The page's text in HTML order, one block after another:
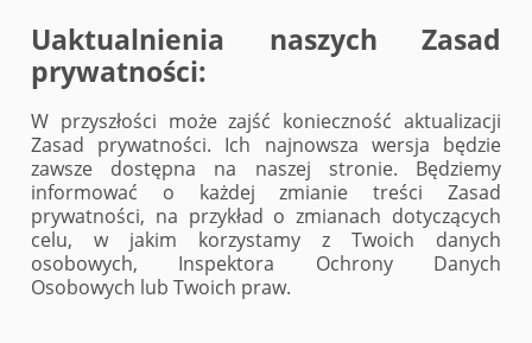
Uaktualnienia naszych Zasad
prywatności:
W przyszłości może zajść konieczność aktualizacji
Zasad prywatności. Ich najnowsza wersja będzie
zawsze dostępna na naszej stronie. Będziemy
informować o każdej zmianie treści Zasad
prywatności, na przykład o zmianach dotyczących
celu, w jakim korzystamy z Twoich danych
osobowych, Inspektora Ochrony Danych
Osobowych lub Twoich praw.